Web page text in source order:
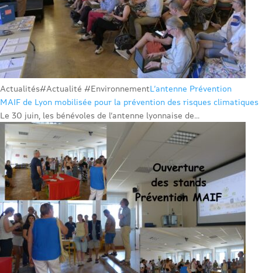
Actualités#Actualité #EnvironnementL’antenne Prévention
MAIF de Lyon mobilisée pour la prévention des risques climatiques
Le 30 juin, les bénévoles de l’antenne lyonnaise de...